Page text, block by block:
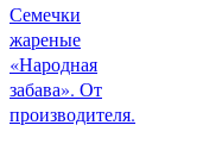
Семечки
жареные
«Народная
забава». От
производителя.